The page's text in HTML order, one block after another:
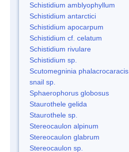
Schistidium amblyophyllum
Schistidium antarctici
Schistidium apocarpum
Schistidium cf. celatum
Schistidium rivulare
Schistidium sp.
Scutomegninia phalacrocaracis
snail sp.
Sphaerophorus globosus
Staurothele gelida
Staurothele sp.
Stereocaulon alpinum
Stereocaulon glabrum
Stereocaulon sp.